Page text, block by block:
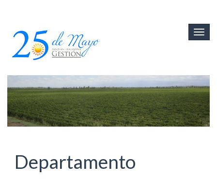
contenido
principal
Departamento